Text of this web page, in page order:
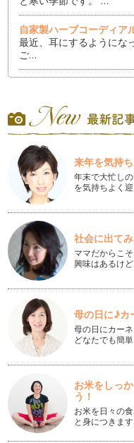
自家製ハーブコーディア
最近、耳にするようにな
ご…
ば？ &n…
夏を涼しく！ハーブウォ
みなさんは「ハーブウ
アロマを使ってナチュラ
梅雨に入り湿気も多く、
は…
気になる赤ちゃん＆キッ
5月も半ばをすぎました
前後からどんどん強くな
心地よい眠りを誘う足湯
新学期が始まりました
アロマで花粉症対策！
春らしい暖かさがやって
戻り… ですが確…
バレンタインにぴった
う！
こんにちは！アロマラ
す。 いよいよバレ…
来年を気持
年末で大忙し
を気持ちよく
社会に出て
ママだからこ
興味はあるけ
母の日に♪カ
母の日にカー
どなたでも簡
お米をしっ
う！
お米を日々の
と身につきま